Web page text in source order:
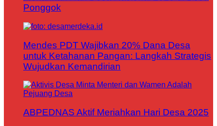
Ponggok
Mendes PDT Wajibkan 20% Dana Desa
untuk Ketahanan Pangan: Langkah Strategis
Wujudkan Kemandirian
ABPEDNAS Aktif Meriahkan Hari Desa 2025